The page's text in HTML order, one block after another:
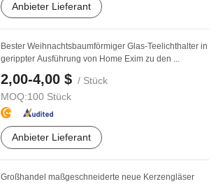
Anbieter Lieferant
Bester Weihnachtsbaumförmiger Glas-Teelichthalter in
gerippter Ausführung von Home Exim zu den ...
2,00-4,00 $ / Stück
MOQ:100 Stück
Anbieter Lieferant
Großhandel maßgeschneiderte neue Kerzengläser